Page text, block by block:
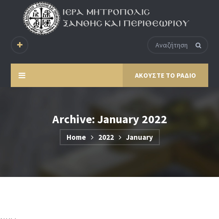
ΑΚΟΥΣΤΕ ΤΟ ΡΑΔΙΟ
Archive: January 2022
Home 2022 January